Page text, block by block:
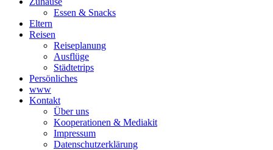
Essen & Snacks
Eltern
Reisen
Reiseplanung
Ausflüge
Städtetrips
Persönliches
www
Kontakt
Über uns
Kooperationen & Mediakit
Impressum
Datenschutzerklärung